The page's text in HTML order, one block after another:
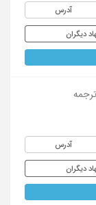
آدرس
دیگران
ترجمه
آدرس
دیگران